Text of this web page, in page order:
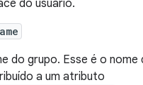
do usuário.
do grupo. Esse é o nome
a um atributo